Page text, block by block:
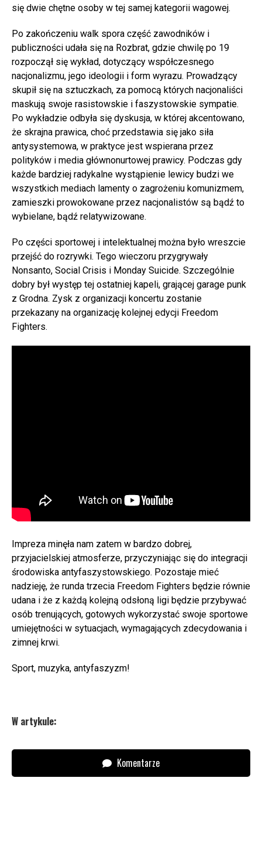
się dwie chętne osoby w tej samej kategorii wagowej.
Po zakończeniu walk spora część zawodników i
publiczności udała się na Rozbrat, gdzie chwilę po 19
rozpoczął się wykład, dotyczący współczesnego
nacjonalizmu, jego ideologii i form wyrazu. Prowadzący
skupił się na sztuczkach, za pomocą których nacjonaliści
maskują swoje rasistowskie i faszystowskie sympatie.
Po wykładzie odbyła się dyskusja, w której akcentowano,
że skrajna prawica, choć przedstawia się jako siła
antysystemowa, w praktyce jest wspierana przez
polityków i media głównonurtowej prawicy. Podczas gdy
każde bardziej radykalne wystąpienie lewicy budzi we
wszystkich mediach lamenty o zagrożeniu komunizmem,
zamieszki prowokowane przez nacjonalistów są bądź to
wybielane, bądź relatywizowane.
Po części sportowej i intelektualnej można było wreszcie
przejść do rozrywki. Tego wieczoru przygrywały
Nonsanto, Social Crisis i Monday Suicide. Szczególnie
dobry był występ tej ostatniej kapeli, grającej garage punk
z Grodna. Zysk z organizacji koncertu zostanie
przekazany na organizację kolejnej edycji Freedom
Fighters.
Impreza minęła nam zatem w bardzo dobrej,
przyjacielskiej atmosferze, przyczyniając się do integracji
środowiska antyfaszystowskiego. Pozostaje mieć
nadzieję, że runda trzecia Freedom Fighters będzie równie
udana i że z każdą kolejną odsłoną ligi będzie przybywać
osób trenujących, gotowych wykorzystać swoje sportowe
umiejętności w sytuacjach, wymagających zdecydowania i
zimnej krwi.
Sport, muzyka, antyfaszyzm!
W artykule:
Komentarze